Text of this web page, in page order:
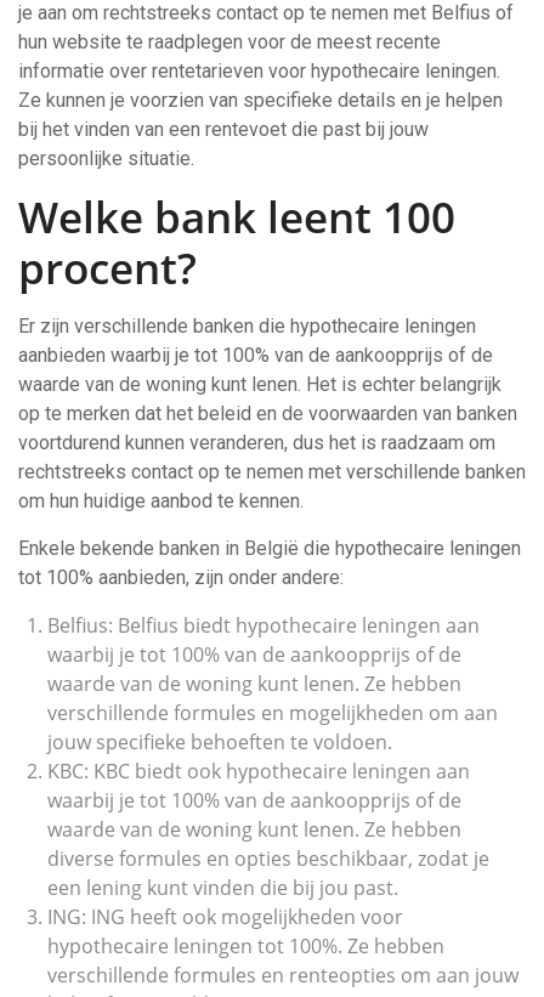
je aan om rechtstreeks contact op te nemen met Belfius of
hun website te raadplegen voor de meest recente
informatie over rentetarieven voor hypothecaire leningen.
Ze kunnen je voorzien van specifieke details en je helpen
bij het vinden van een rentevoet die past bij jouw
persoonlijke situatie.
Welke bank leent 100
procent?
Er zijn verschillende banken die hypothecaire leningen
aanbieden waarbij je tot 100% van de aankoopprijs of de
waarde van de woning kunt lenen. Het is echter belangrijk
op te merken dat het beleid en de voorwaarden van banken
voortdurend kunnen veranderen, dus het is raadzaam om
rechtstreeks contact op te nemen met verschillende banken
om hun huidige aanbod te kennen.
Enkele bekende banken in België die hypothecaire leningen
tot 100% aanbieden, zijn onder andere:
Belfius: Belfius biedt hypothecaire leningen aan
waarbij je tot 100% van de aankoopprijs of de
waarde van de woning kunt lenen. Ze hebben
verschillende formules en mogelijkheden om aan
jouw specifieke behoeften te voldoen.
KBC: KBC biedt ook hypothecaire leningen aan
waarbij je tot 100% van de aankoopprijs of de
waarde van de woning kunt lenen. Ze hebben
diverse formules en opties beschikbaar, zodat je
een lening kunt vinden die bij jou past.
ING: ING heeft ook mogelijkheden voor
hypothecaire leningen tot 100%. Ze hebben
verschillende formules en renteopties om aan jouw